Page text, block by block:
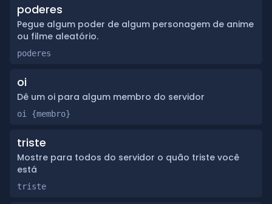
poderes
Pegue algum poder de algum personagem de anime
ou filme aleatório.
poderes
oi
Dê um oi para algum membro do servidor
oi {membro}
triste
Mostre para todos do servidor o quão triste você
está
triste